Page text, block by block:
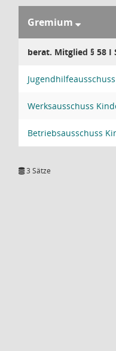
Gremium
berat. Mitglied § 58 I
Jugendhilfeausschuss
Werksausschuss
Betriebsausschuss
3 Sätze